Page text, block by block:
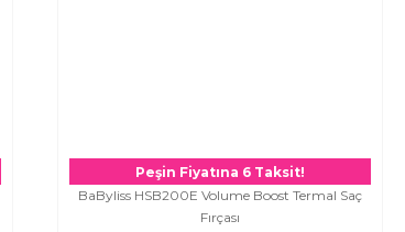
Peşin Fiyatına 6 Taksit!
BaByliss HSB200E Volume Boost Termal Saç
Fırçası